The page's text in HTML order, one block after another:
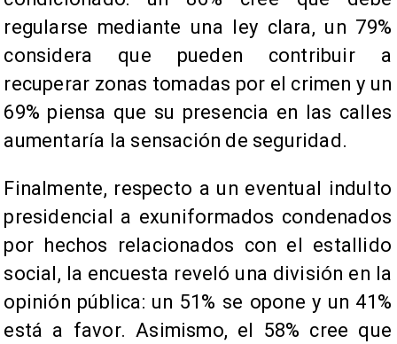
regularse mediante una ley clara, un 79%
considera que pueden contribuir a
recuperar zonas tomadas por el crimen y un
69% piensa que su presencia en las calles
aumentaría la sensación de seguridad.
Finalmente, respecto a un eventual indulto
presidencial a exuniformados condenados
por hechos relacionados con el estallido
social, la encuesta reveló una división en la
opinión pública: un 51% se opone y un 41%
está a favor. Asimismo, el 58% cree que